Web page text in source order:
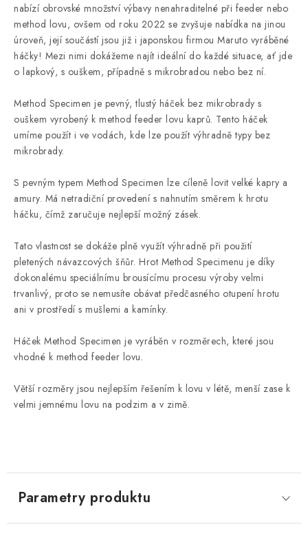
nabízí obrovské množství výbavy nenahraditelné při feeder nebo
method lovu, ovšem od roku 2022 se zvyšuje nabídka na jinou
úroveň, její součástí jsou již i japonskou firmou Maruto vyráběné
háčky! Mezi nimi dokážeme najít ideální do každé situace, ať jde
o lapkový, s ouškem, případně s mikrobradou nebo bez ní.
Method Specimen je pevný, tlustý háček bez mikrobrady s
ouškem vyrobený k method feeder lovu kaprů. Tento háček
umíme použít i ve vodách, kde lze použít výhradně typy bez
mikrobrady.
S pevným typem Method Specimen lze cíleně lovit velké kapry a
amury. Má netradiční provedení s nahnutím směrem k hrotu
háčku, čímž zaručuje nejlepší možný zásek.
Tato vlastnost se dokáže plně využít výhradně při použití
pletených návazcových šňůr. Hrot Method Specimenu je díky
dokonalému speciálnímu brousícímu procesu výroby velmi
trvanlivý, proto se nemusíte obávat předčasného otupení hrotu
ani v prostředí s mušlemi a kamínky.
Háček Method Specimen je vyráběn v rozměrech, které jsou
vhodné k method feeder lovu.
Větší rozměry jsou nejlepším řešením k lovu v létě, menší zase k
velmi jemnému lovu na podzim a v zimě.
Parametry produktu